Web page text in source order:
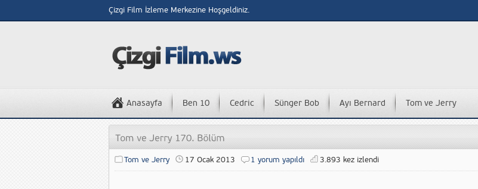
Çizgi Film İzleme Merkezine Hoşgeldiniz.
Anasayfa Ben 10 Cedric Sünger Bob Ayı Bernard Tom ve Jerry
Tom ve Jerry 17 Ocak 2013 1 yorum yapıldı 3.893 kez izlendi